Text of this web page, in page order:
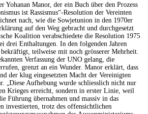
Yohanan Manor, der ein Buch über den Prozess
ist Rassismus“-Resolution der Vereinten
nach, wie die Sowjetunion in den 1970er
auf den Weg gebracht und durchgesetzt
Koalition verabschiedete die Resolution 1975
drei Enthaltungen. In den folgenden Jahren
teilweise mit noch grösserer Mehrheit.
Verfassung der UNO gelang, die
grenzt an ein Wunder. Manor erklärt, dass
der klug eingesetzten Macht der Vereinigten
„Diese Aufhebung wurde schliesslich nicht nur
Krieges erreicht, sondern in erster Linie, weil
Führung übernahmen und massiv in das
investierten, trotz des offensichtlichen